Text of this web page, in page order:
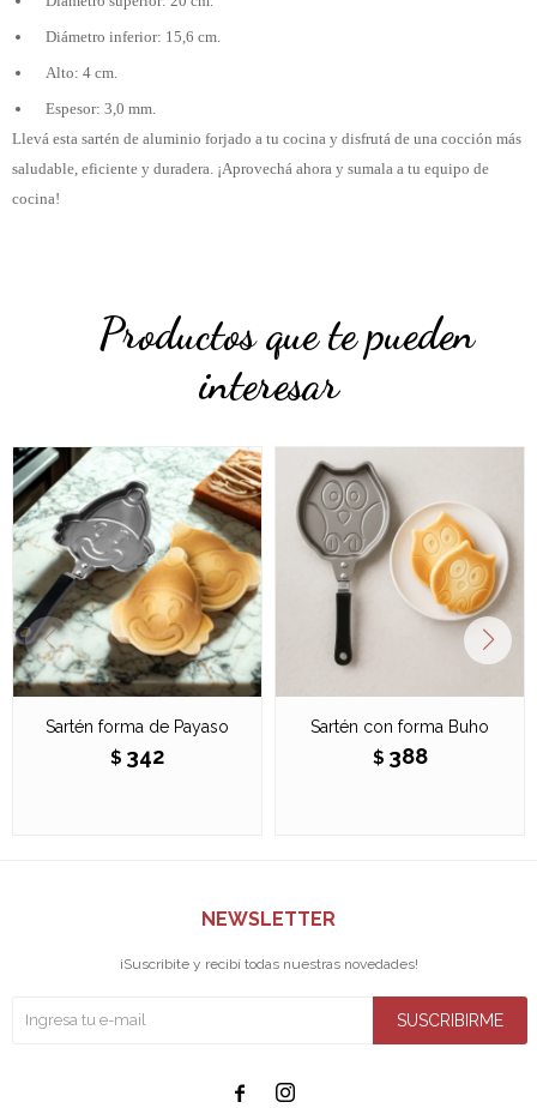
Diámetro inferior: 15,6 cm.
Alto: 4 cm.
Espesor: 3,0 mm.
Llevá esta sartén de aluminio forjado a tu cocina y disfrutá de una cocción más
saludable, eficiente y duradera. ¡Aprovechá ahora y sumala a tu equipo de
cocina!
Productos que te pueden
interesar
Sartén forma de Payaso
$ 342
Sartén con forma Buho
$ 388
NEWSLETTER
¡Suscribite y recibí todas nuestras novedades!
SUSCRIBIRME
 